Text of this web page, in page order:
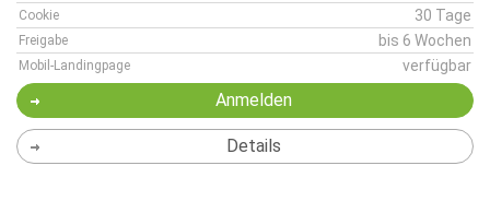
Cookie 30 Tage
Freigabe bis 6 Wochen
Mobil-Landingpage verfügbar
Anmelden
Details